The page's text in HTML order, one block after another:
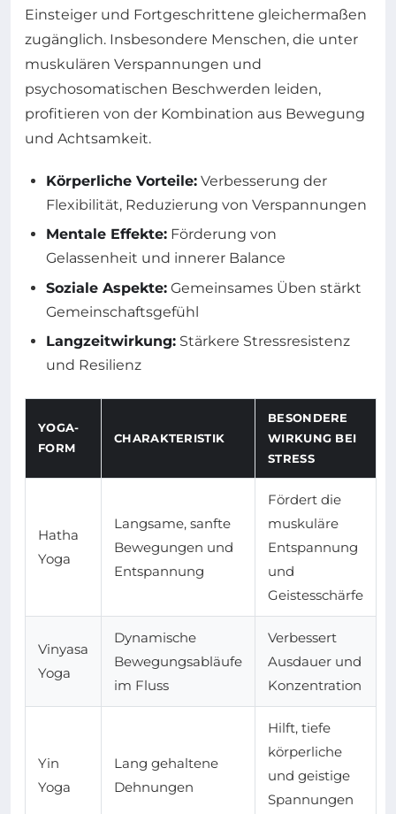
Einsteiger und Fortgeschrittene gleichermaßen
zugänglich. Insbesondere Menschen, die unter
muskulären Verspannungen und
psychosomatischen Beschwerden leiden,
profitieren von der Kombination aus Bewegung
und Achtsamkeit.
Körperliche Vorteile: Verbesserung der
Flexibilität, Reduzierung von Verspannungen
Mentale Effekte: Förderung von
Gelassenheit und innerer Balance
Soziale Aspekte: Gemeinsames Üben stärkt
Gemeinschaftsgefühl
Langzeitwirkung: Stärkere Stressresistenz
und Resilienz
YOGA-
FORM
CHARAKTERISTIK
BESONDERE
WIRKUNG BEI
STRESS
Hatha
Yoga
Langsame, sanfte
Bewegungen und
Entspannung
Fördert die
muskuläre
Entspannung
und
Geistesschärfe
Vinyasa
Yoga
Dynamische
Bewegungsabläufe
im Fluss
Verbessert
Ausdauer und
Konzentration
Yin
Yoga
Lang gehaltene
Dehnungen
Hilft, tiefe
körperliche
und geistige
Spannungen